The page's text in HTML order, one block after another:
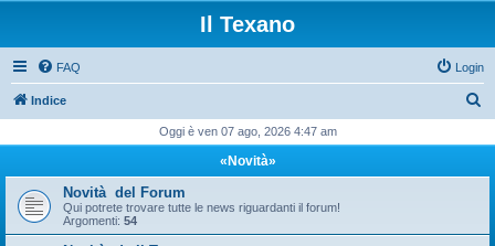
Il Texano
FAQ Login
Indice
c
Oggi è ven 07 ago, 2026 4:47 am
«Novità»
Novità del Forum
Qui potrete trovare tutte le news riguardanti il forum!
Argomenti: 54